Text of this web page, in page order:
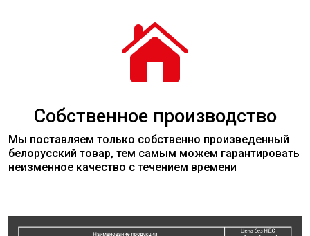

Собственное производство
Мы поставляем только собственно произведенный
белорусский товар, тем самым можем гарантировать
неизменное качество с течением времени